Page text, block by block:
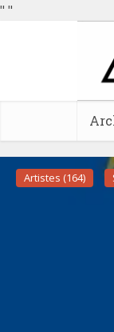
" "
Artistes (164)